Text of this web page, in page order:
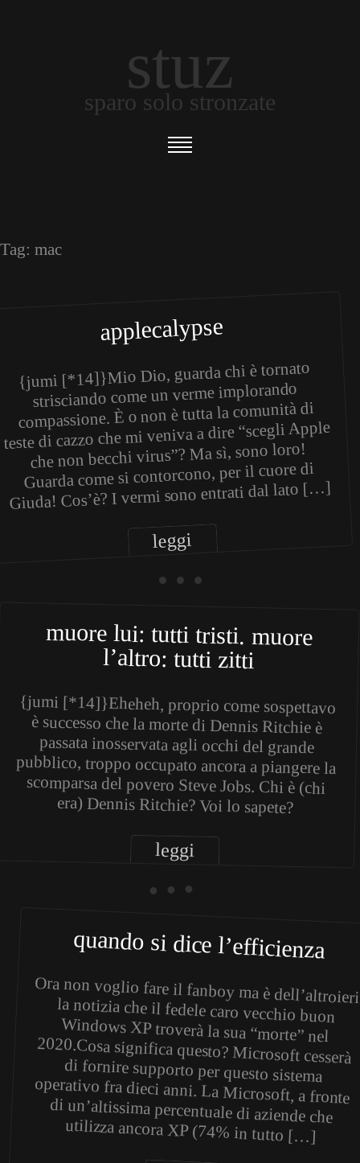
stuz
sparo solo stronzate
Tag: mac
applecalypse
{jumi [*14]}Mio Dio, guarda chi è tornato
strisciando come un verme implorando
compassione. È o non è tutta la comunità di
teste di cazzo che mi veniva a dire “scegli Apple
che non becchi virus”? Ma sì, sono loro!
Guarda come si contorcono, per il cuore di
Giuda! Cos’è? I vermi sono entrati dal lato […]
leggi
• • •
muore lui: tutti tristi. muore
l’altro: tutti zitti
{jumi [*14]}Eheheh, proprio come sospettavo
è successo che la morte di Dennis Ritchie è
passata inosservata agli occhi del grande
pubblico, troppo occupato ancora a piangere la
scomparsa del povero Steve Jobs. Chi è (chi
era) Dennis Ritchie? Voi lo sapete?
leggi
• • •
quando si dice l’efficienza
Ora non voglio fare il fanboy ma è dell’altroieri
la notizia che il fedele caro vecchio buon
Windows XP troverà la sua “morte” nel
2020.Cosa significa questo? Microsoft cesserà
di fornire supporto per questo sistema
operativo fra dieci anni. La Microsoft, a fronte
di un’altissima percentuale di aziende che
utilizza ancora XP (74% in tutto […]